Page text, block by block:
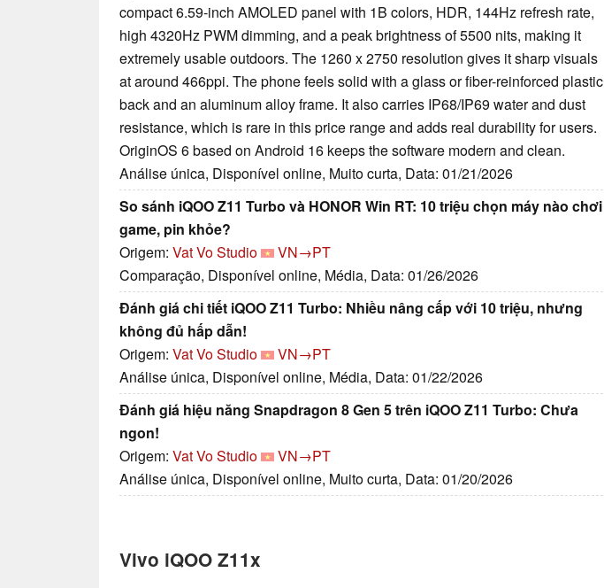
compact 6.59-inch AMOLED panel with 1B colors, HDR, 144Hz refresh rate,
high 4320Hz PWM dimming, and a peak brightness of 5500 nits, making it
extremely usable outdoors. The 1260 x 2750 resolution gives it sharp visuals
at around 466ppi. The phone feels solid with a glass or fiber-reinforced plastic
back and an aluminum alloy frame. It also carries IP68/IP69 water and dust
resistance, which is rare in this price range and adds real durability for users.
OriginOS 6 based on Android 16 keeps the software modern and clean.
Análise única, Disponível online, Muito curta, Data: 01/21/2026
So sánh iQOO Z11 Turbo và HONOR Win RT: 10 triệu chọn máy nào chơi
game, pin khỏe?
Origem: Vat Vo Studio
VN→PT
Comparação, Disponível online, Média, Data: 01/26/2026
Đánh giá chi tiết iQOO Z11 Turbo: Nhiều nâng cấp với 10 triệu, nhưng
không đủ hấp dẫn!
Origem: Vat Vo Studio
VN→PT
Análise única, Disponível online, Média, Data: 01/22/2026
Đánh giá hiệu năng Snapdragon 8 Gen 5 trên iQOO Z11 Turbo: Chưa
ngon!
Origem: Vat Vo Studio
VN→PT
Análise única, Disponível online, Muito curta, Data: 01/20/2026
Vivo iQOO Z11x